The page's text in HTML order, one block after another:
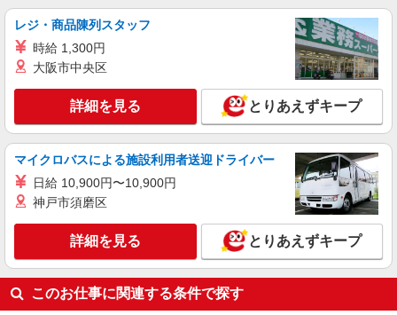
紹介予定派遣
【softbank】人気機種に詳しくなれる携帯販
月給209721円〜256438円（経験・能力によ
る） 固定残業代:26331円〜33098円（20時間相
当） ＊時間外手当は時間外労働の有無にかかわら
ず、固定残業代として支給し、相当時間を超える
時間外労働分は法定どおり追加で支給します。 ※
試用期間あり3ヶ月 ※残業代支給 ★交通費別途支
給（規定あり） ゜+゜・。○。・゜+゜・。
○。・゜+゜ 入社祝い金10万円支給(規定有) お友達
を紹介頂くと, インセンティブ支給(規定有) ゜・。
○。・゜+゜・。○。・゜+゜
長崎県諫早市のsoftbankショップ
詳細を見る
レジ・商品陳列スタッフ
時給 1,300円
大阪市中央区
詳細を見る とりあえずキープ
マイクロバスによる施設利用者送迎ドライバー
日給 10,900円〜10,900円
神戸市須磨区
詳細を見る とりあえずキープ
このお仕事に関連する条件で探す